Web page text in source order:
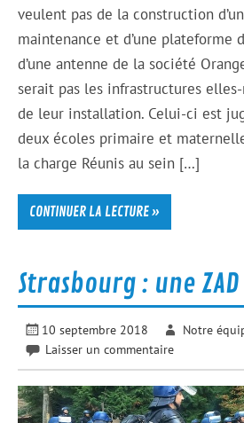
veulent pas de la construction
maintenance et d’une plateforme
d’une antenne de la société
serait pas les infrastructures
de leur installation. Celui-ci est
deux écoles primaire et
la charge Réunis au sein […]
CONTINUER LA LECTURE »
Strasbourg : une
10 septembre 2018 Notre
Laisser un commentaire